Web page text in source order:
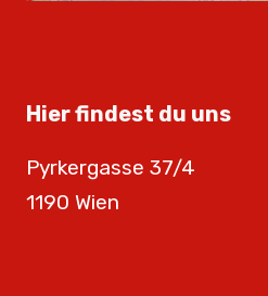
Hier findest du uns
Pyrkergasse 37/4
1190 Wien